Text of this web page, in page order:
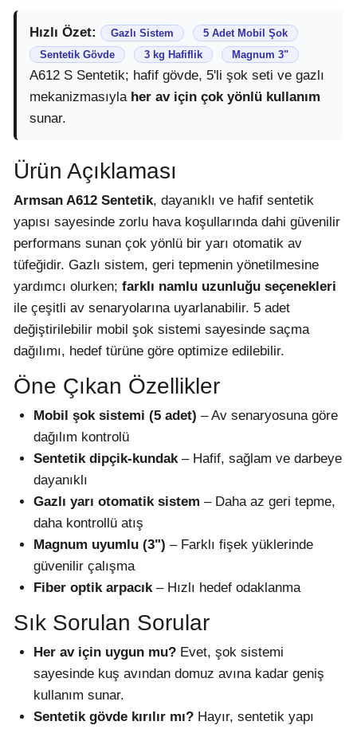
Hızlı Özet: Gazlı Sistem
5 Adet Mobil Şok
Sentetik Gövde
3 kg Hafiflik Magnum 3"
A612 S Sentetik; hafif gövde, 5'li şok seti ve gazlı
mekanizmasıyla her av için çok yönlü kullanım
sunar.
Ürün Açıklaması
Armsan A612 Sentetik, dayanıklı ve hafif sentetik
yapısı sayesinde zorlu hava koşullarında dahi güvenilir
performans sunan çok yönlü bir yarı otomatik av
tüfeğidir. Gazlı sistem, geri tepmenin yönetilmesine
yardımcı olurken; farklı namlu uzunluğu seçenekleri
ile çeşitli av senaryolarına uyarlanabilir. 5 adet
değiştirilebilir mobil şok sistemi sayesinde saçma
dağılımı, hedef türüne göre optimize edilebilir.
Öne Çıkan Özellikler
Mobil şok sistemi (5 adet) – Av senaryosuna göre
dağılım kontrolü
Sentetik dipçik-kundak– Hafif, sağlam ve darbeye
dayanıklı
Gazlı yarı otomatik sistem – Daha az geri tepme,
daha kontrollü atış
Magnum uyumlu (3") – Farklı fişek yüklerinde
güvenilir çalışma
Fiber optik arpacık– Hızlı hedef odaklanma
Sık Sorulan Sorular
Her av için uygun mu? Evet, şok sistemi
sayesinde kuş avından domuz avına kadar geniş
kullanım sunar.
Sentetik gövde kırılır mı? Hayır, sentetik yapı